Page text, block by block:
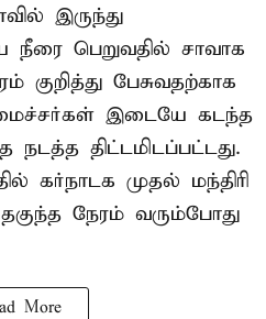
இருந்து
நீரை பெறுவதில் சாவாக
பேசுவதற்காக
இடையே கடந்த
நடத்த திட்டமிடப்பட்டது.
கர்நாடக முதல் மந்திரி
நேரம் வரும்போது
More